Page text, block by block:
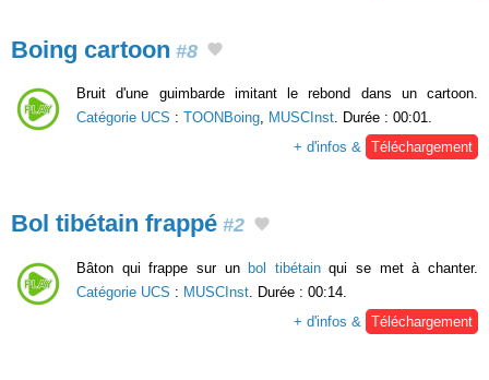
Boing cartoon #8
Bruit d'une guimbarde imitant le rebond dans un cartoon.
Catégorie UCS : TOONBoing, MUSCInst. Durée : 00:01.
+ d'infos & Téléchargement
Bol tibétain frappé #2
Bâton qui frappe sur un bol tibétainqui se met à chanter.
Catégorie UCS : MUSCInst . Durée : 00:14.
+ d'infos &
Téléchargement